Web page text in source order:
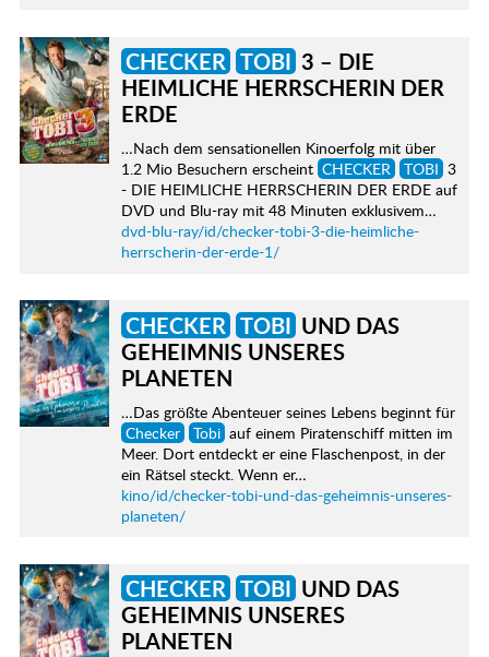
CHECKER TOBI3 – DIE
HEIMLICHE HERRSCHERIN DER
ERDE
…Nach dem sensationellen Kinoerfolg mit über
1.2 Mio Besuchern erscheint CHECKER TOBI 3
- DIE HEIMLICHE HERRSCHERIN DER ERDE auf
DVD und Blu-ray mit 48 Minuten exklusivem…
dvd-blu-ray/id/checker-tobi-3-die-heimliche-
herrscherin-der-erde-1/
CHECKER TOBIUND DAS
GEHEIMNIS UNSERES
PLANETEN
…Das größte Abenteuer seines Lebens beginnt für
Checker
Tobi auf einem Piratenschiff mitten im
Meer. Dort entdeckt er eine Flaschenpost, in der
ein Rätsel steckt. Wenn er…
kino/id/checker-tobi-und-das-geheimnis-unseres-
planeten/
CHECKER TOBIUND DAS
GEHEIMNIS UNSERES
PLANETEN